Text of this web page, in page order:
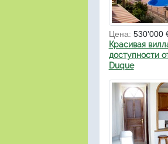
Цена: 530'000
Красивая
доступности
Duque